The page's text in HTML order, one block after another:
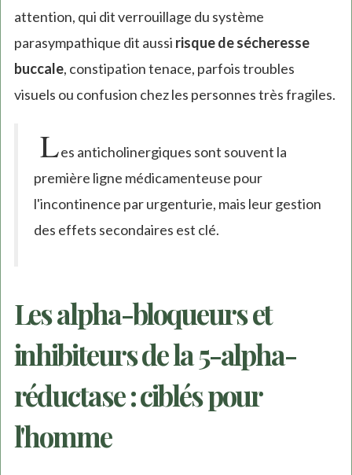
attention, qui dit verrouillage du système
parasympathique dit aussi risque de sécheresse
buccale, constipation tenace, parfois troubles
visuels ou confusion chez les personnes très fragiles.
Les anticholinergiques sont souvent la
première ligne médicamenteuse pour
l'incontinence par urgenturie, mais leur gestion
des effets secondaires est clé.
Les alpha-bloqueurs et
inhibiteurs de la 5-alpha-
réductase : ciblés pour
l'homme